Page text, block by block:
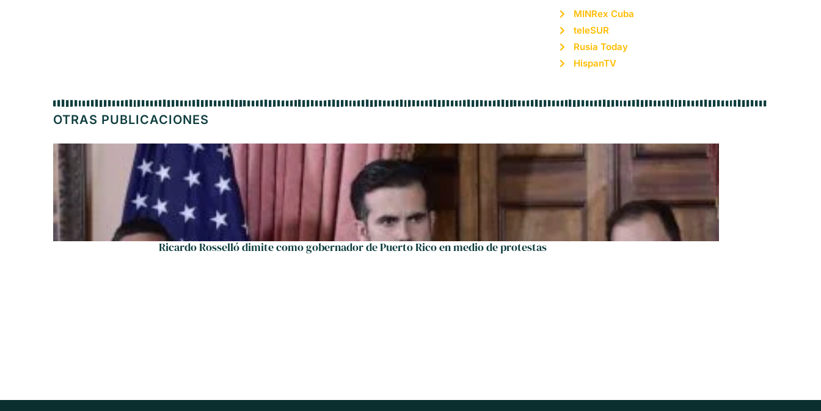
MINRex Cuba
teleSUR
Rusia Today
HispanTV
OTRAS PUBLICACIONES
Ricardo Rosselló dimite como gobernador de Puerto Rico en medio de protestas